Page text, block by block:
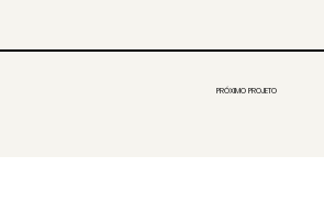
PRÓXIMO PROJETO